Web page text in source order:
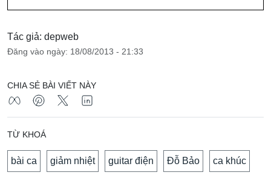
Tác giả: depweb
Đăng vào ngày: 18/08/2013 - 21:33
CHIA SẺ BÀI VIẾT NÀY
TỪ KHOÁ
bài ca giảm nhiệt guitar điện Đỗ Bảo ca khúc